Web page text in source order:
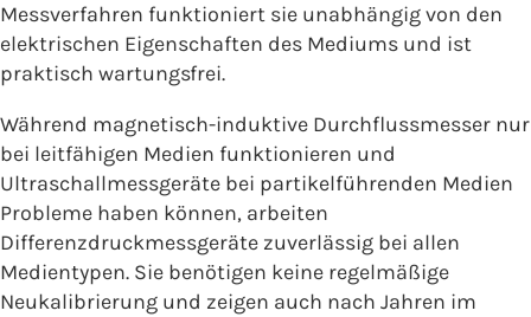
Messverfahren funktioniert sie unabhängig von den
elektrischen Eigenschaften des Mediums und ist
praktisch wartungsfrei.
Während magnetisch-induktive Durchflussmesser nur
bei leitfähigen Medien funktionieren und
Ultraschallmessgeräte bei partikelführenden Medien
Probleme haben können, arbeiten
Differenzdruckmessgeräte zuverlässig bei allen
Medientypen. Sie benötigen keine regelmäßige
Neukalibrierung und zeigen auch nach Jahren im